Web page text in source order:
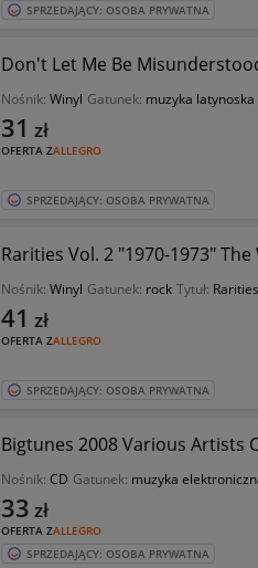
SPRZEDAJĄCY: OSOBA PRYWATNA
Don't Let Me Be
Nośnik: Winyl Gatunek: muzyka latynoska
OFERTA ZALLEGRO
31 zł
SPRZEDAJĄCY: OSOBA PRYWATNA
Rarities Vol. 2 "1970-1973"
Nośnik: Winyl Gatunek: rock Tytuł:
OFERTA ZALLEGRO
41 zł
SPRZEDAJĄCY: OSOBA PRYWATNA
Bigtunes 2008 Various Artists
Nośnik: CD Gatunek: muzyka
OFERTA ZALLEGRO
33 zł
SPRZEDAJĄCY: OSOBA PRYWATNA